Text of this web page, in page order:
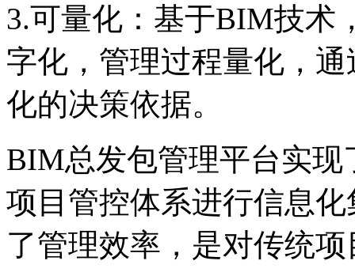
3.可量化：基于BIM技术
字化，管理过程量化，
化的决策依据。
BIM总发包管理平台实
项目管控体系进行信息
了管理效率，是对传统